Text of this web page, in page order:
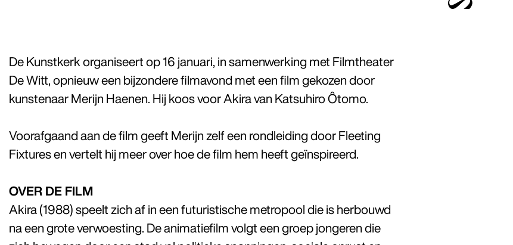
De Kunstkerk organiseert op 16 januari, in samenwerking met Filmtheater
De Witt, opnieuw een bijzondere filmavond met een film gekozen door
kunstenaar Merijn Haenen. Hij koos voor Akira van Katsuhiro Ôtomo.
Voorafgaand aan de film geeft Merijn zelf een rondleiding door Fleeting
Fixtures en vertelt hij meer over hoe de film hem heeft geïnspireerd.
OVER DE FILM
Akira (1988) speelt zich af in een futuristische metropool die is herbouwd
na een grote verwoesting. De animatiefilm volgt een groep jongeren die